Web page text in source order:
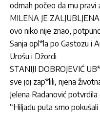
odmah počeo da mu pravi
MILENA JE
ovo niko nije znao,
Sanja opl*la po Gastozu i
Urošu i Džordi
STANIJI DOBROJEVIĆ
sve joj zap*lili, njena
Jelena Radanović
“Hiljadu puta smo